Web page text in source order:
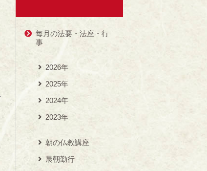
毎月の法要・法座・行
事
2026年
2025年
2024年
2023年
朝の仏教講座
晨朝勤行